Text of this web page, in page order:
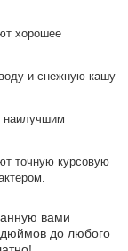
хорошее
и снежную кашу
наилучшим
точную курсовую
вами
до любого